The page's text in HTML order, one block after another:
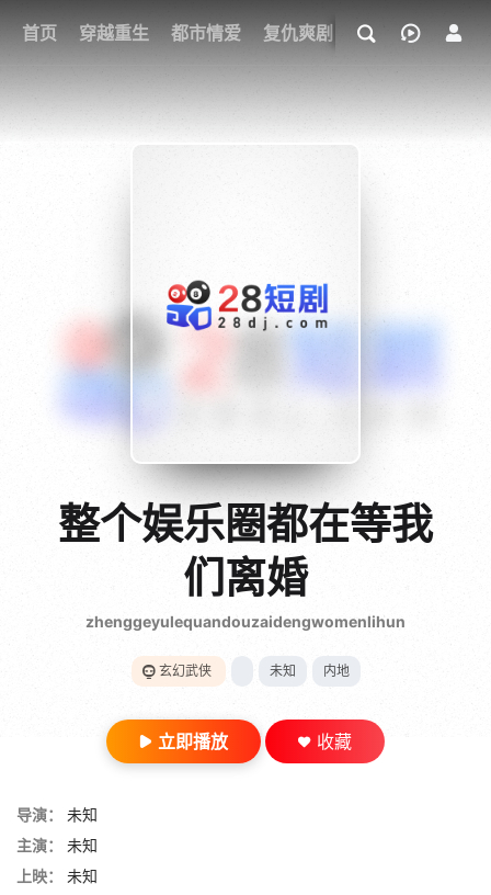
首页 穿越重生 都市情爱 复仇爽剧 玄幻武侠 奇幻
我的观影记录
{if condition="$obj.vod_points
gt 0"}
28短剧
整个娱乐圈都在等我
们离婚
zhenggeyulequandouzaidengwomenlihun
玄幻武侠 未知 内地
立即播放 收藏
导演：
未知
主演：
未知
上映：
未知